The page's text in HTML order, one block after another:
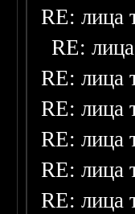
RE: лица
RE:
RE: лица
RE: лица
RE: лица
RE: лица
RE: лица